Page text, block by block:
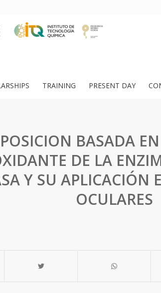
TRAINING PRESENT DAY
BASADA
DE LA
Y SU APLICACIÓN
OCULARES